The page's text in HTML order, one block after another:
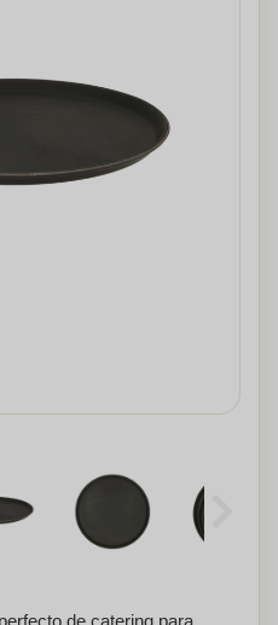
de catering para